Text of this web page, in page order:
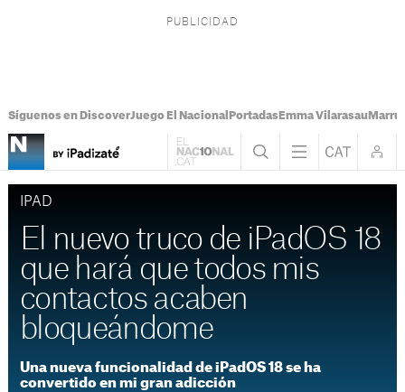
Síguenos en DiscoverJuego El Nacional PortadasEmma Vilarasau
IPAD
El nuevo truco de iPadOS 18
que hará que todos mis
contactos acaben
bloqueándome
Una nueva funcionalidad de iPadOS 18 se ha
convertido en mi gran adicción